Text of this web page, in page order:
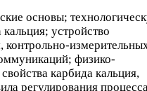
основы;
устройство
физико-
карбида кальция,
регулирования